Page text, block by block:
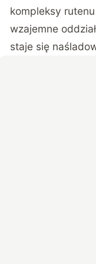
kompleksy
wzajemne
staje się